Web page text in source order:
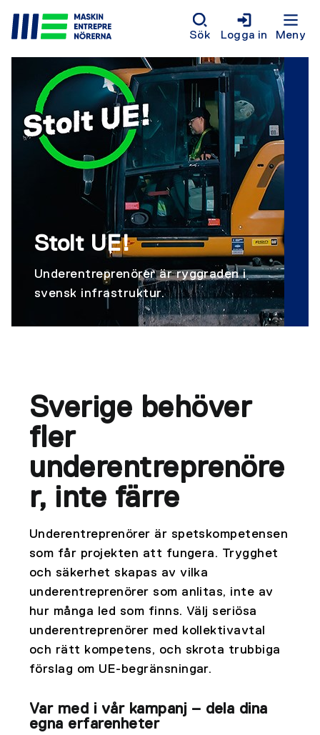
Sök Logga in Meny
Stolt UE!
Underentreprenörer är ryggraden i
svensk infrastruktur.
Sverige behöver
fler
underentreprenöre
r, inte färre
Underentreprenörer är spetskompetensen
som får projekten att fungera. Trygghet
och säkerhet skapas av vilka
underentreprenörer som anlitas, inte av
hur många led som finns. Välj seriösa
underentreprenörer med kollektivavtal
och rätt kompetens, och skrota trubbiga
förslag om UE-begränsningar.
Var med i vår kampanj – dela dina
egna erfarenheter